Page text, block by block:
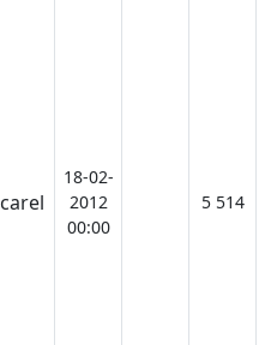
carel
18-02-
2012
00:00
5 514